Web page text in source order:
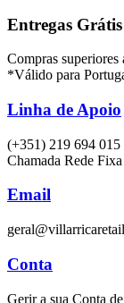
Entregas Grátis
Compras superiores
*Válido para
Linha de Apoio
(+351) 219 694 015
Chamada Rede
Email
Conta
Gerir a sua Conta